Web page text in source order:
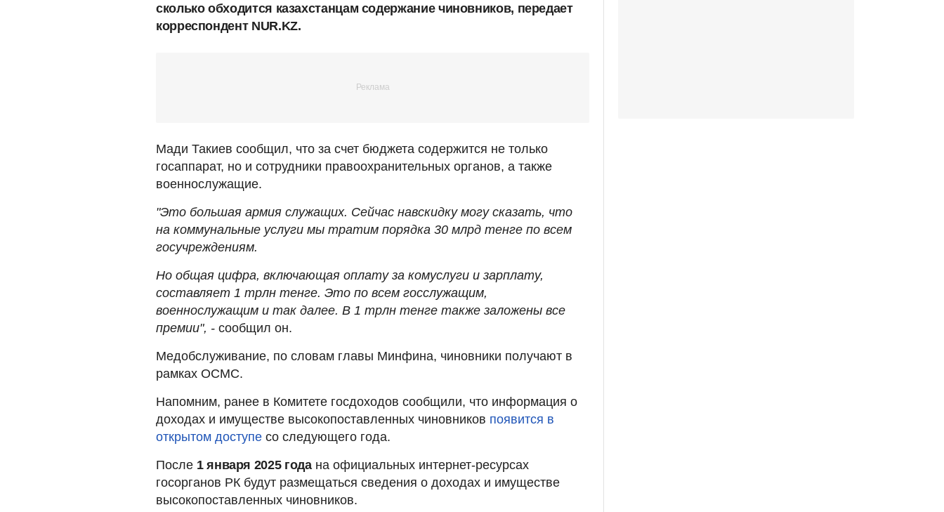
сколько обходится казахстанцам содержание чиновников, передает
корреспондент NUR.KZ.
Мади Такиев сообщил, что за счет бюджета содержится не только
госаппарат, но и сотрудники правоохранительных органов, а также
военнослужащие.
"Это большая армия служащих. Сейчас навскидку могу сказать, что
на коммунальные услуги мы тратим порядка 30 млрд тенге по всем
госучреждениям.
Но общая цифра, включающая оплату за комуслуги и зарплату,
составляет 1 трлн тенге. Это по всем госслужащим,
военнослужащим и так далее. В 1 трлн тенге также заложены все
премии", - сообщил он.
Медобслуживание, по словам главы Минфина, чиновники получают в
рамках ОСМС.
Напомним, ранее в Комитете госдоходов сообщили, что информация о
доходах и имуществе высокопоставленных чиновников появится в
открытом доступе со следующего года.
После 1 января 2025 годана официальных интернет-ресурсах
госорганов РК будут размещаться сведения о доходах и имуществе
высокопоставленных чиновников.